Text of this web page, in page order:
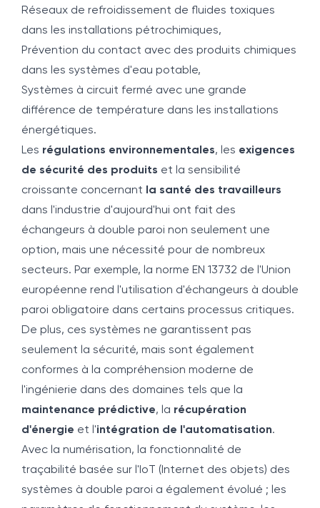
Réseaux de refroidissement de fluides toxiques
dans les installations pétrochimiques,
Prévention du contact avec des produits chimiques
dans les systèmes d'eau potable,
Systèmes à circuit fermé avec une grande
différence de température dans les installations
énergétiques.
Les régulations environnementales, les exigences
de sécurité des produits et la sensibilité
croissante concernant
la santé des travailleurs
dans l'industrie d'aujourd'hui ont fait des
échangeurs à double paroi non seulement une
option, mais une nécessité pour de nombreux
secteurs. Par exemple, la norme EN 13732 de l'Union
européenne rend l'utilisation d'échangeurs à double
paroi obligatoire dans certains processus critiques.
De plus, ces systèmes ne garantissent pas
seulement la sécurité, mais sont également
conformes à la compréhension moderne de
l'ingénierie dans des domaines tels que la
maintenance prédictive, la récupération
d'énergie et l'intégration de l'automatisation.
Avec la numérisation, la fonctionnalité de
traçabilité basée sur l'IoT (Internet des objets) des
systèmes à double paroi a également évolué ; les